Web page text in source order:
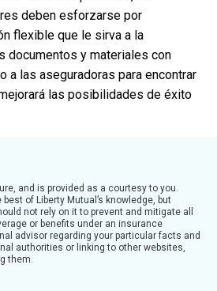
deben esforzarse por
flexible que le sirva a la
documentos y materiales con
a las aseguradoras para encontrar
las posibilidades de éxito
and is provided as a courtesy to you.
of Liberty Mutual’s knowledge, but
not rely on it to prevent and mitigate all
or benefits under an insurance
advisor regarding your particular facts and
authorities or linking to other websites,
them.